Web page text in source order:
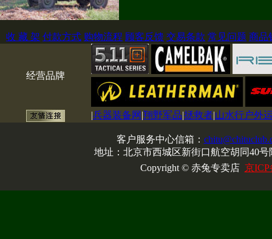
收 藏 架 付款方式 购物流程 顾客反馈 交易条款 常见问题 商品
经营品牌
|兵器装备网 |翔野军品|拯救者|山水行户外
客户服务中心信箱：
地址：北京市西城区新街口航空胡同40
Copyright © 赤兔专卖店 京ICP